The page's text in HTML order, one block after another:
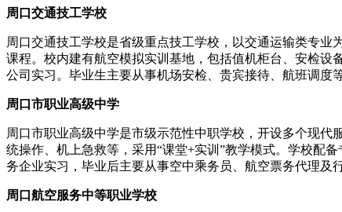
周口交通技工学校
周口交通技工学校是省级重点技工学校，以交通运输类专
课程。校内建有航空模拟实训基地，包括值机柜台、安检
公司实习。毕业生主要从事机场安检、贵宾接待、航班调度
周口市职业高级中学
周口市职业高级中学是市级示范性中职学校，开设多个现
统操作、机上急救等，采用“课堂+实训”教学模式。学校配
务企业实习，毕业后主要从事空中乘务员、航空票务代理及
周口航空服务中等职业学校